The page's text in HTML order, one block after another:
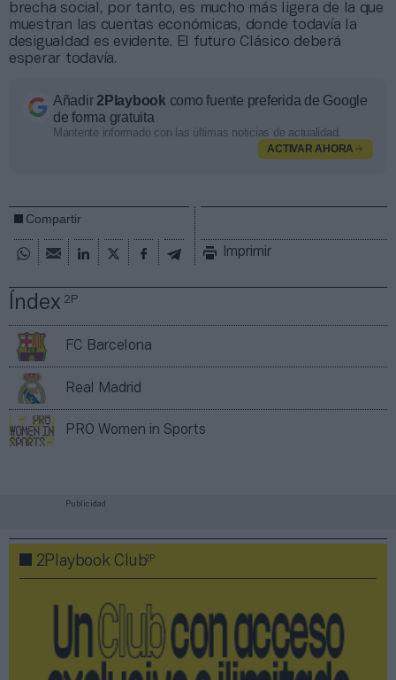
Índex2P
FC Barcelona
Real Madrid
PRO Women in Sports
brecha social, por tanto, es mucho más ligera de la que
muestran las cuentas económicas, donde todavía la
desigualdad es evidente. El futuro Clásico deberá
esperar todavía.
Añadir2Playbook como fuente preferida de Google
de forma gratuita
Mantente informado con las últimas noticias de actualidad.
ACTIVAR AHORA
Compartir
Imprimir
Publicidad
2Playbook Club2P